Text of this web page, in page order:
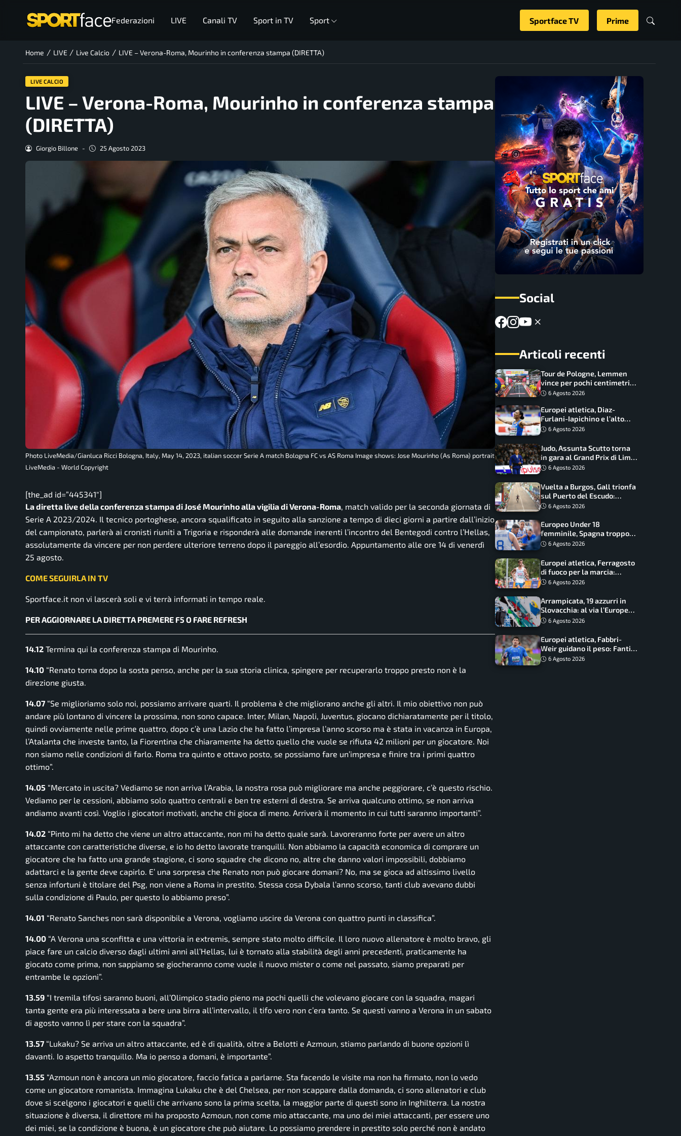
Federazioni LIVE Canali TV Sport in TV Sport Sportface TV Prime
Home / LIVE / Live Calcio / LIVE – Verona-Roma, Mourinho in conferenza stampa (DIRETTA)
LIVE CALCIO
LIVE – Verona-Roma, Mourinho in conferenza stampa
(DIRETTA)
Giorgio Billone - 25 Agosto 2023
Photo LiveMedia/Gianluca Ricci Bologna, Italy, May 14, 2023, italian soccer Serie A match Bologna FC vs AS Roma Image shows: Jose Mourinho (As Roma) portrait
LiveMedia - World Copyright
[the_ad id=”445341″]
La diretta live della conferenza stampa di José Mourinho alla vigilia di Verona-Roma, match valido per la seconda giornata di
Serie A 2023/2024. Il tecnico portoghese, ancora squalificato in seguito alla sanzione a tempo di dieci giorni a partire dall’inizio
del campionato, parlerà ai cronisti riuniti a Trigoria e risponderà alle domande inerenti l’incontro del Bentegodi contro l’Hellas,
assolutamente da vincere per non perdere ulteriore terreno dopo il pareggio all’esordio. Appuntamento alle ore 14 di venerdì
25 agosto.
COME SEGUIRLA IN TV
Sportface.it non vi lascerà soli e vi terrà informati in tempo reale.
PER AGGIORNARE LA DIRETTA PREMERE F5 O FARE REFRESH
14.12 Termina qui la conferenza stampa di Mourinho.
14.10 “Renato torna dopo la sosta penso, anche per la sua storia clinica, spingere per recuperarlo troppo presto non è la
direzione giusta.
14.07 “Se miglioriamo solo noi, possiamo arrivare quarti. Il problema è che migliorano anche gli altri. Il mio obiettivo non può
andare più lontano di vincere la prossima, non sono capace. Inter, Milan, Napoli, Juventus, giocano dichiaratamente per il titolo,
quindi ovviamente nelle prime quattro, dopo c’è una Lazio che ha fatto l’impresa l’anno scorso ma è stata in vacanza in Europa,
l’Atalanta che investe tanto, la Fiorentina che chiaramente ha detto quello che vuole se rifiuta 42 milioni per un giocatore. Noi
non siamo nelle condizioni di farlo. Roma tra quinto e ottavo posto, se possiamo fare un’impresa e finire tra i primi quattro
ottimo”.
14.05 “Mercato in uscita? Vediamo se non arriva l’Arabia, la nostra rosa può migliorare ma anche peggiorare, c’è questo rischio.
Vediamo per le cessioni, abbiamo solo quattro centrali e ben tre esterni di destra. Se arriva qualcuno ottimo, se non arriva
andiamo avanti così. Voglio i giocatori motivati, anche chi gioca di meno. Arriverà il momento in cui tutti saranno importanti”.
14.02 “Pinto mi ha detto che viene un altro attaccante, non mi ha detto quale sarà. Lavoreranno forte per avere un altro
attaccante con caratteristiche diverse, e io ho detto lavorate tranquilli. Non abbiamo la capacità economica di comprare un
giocatore che ha fatto una grande stagione, ci sono squadre che dicono no, altre che danno valori impossibili, dobbiamo
adattarci e la gente deve capirlo. E’ una sorpresa che Renato non può giocare domani? No, ma se gioca ad altissimo livello
senza infortuni è titolare del Psg, non viene a Roma in prestito. Stessa cosa Dybala l’anno scorso, tanti club avevano dubbi
sulla condizione di Paulo, per questo lo abbiamo preso”.
14.01 “Renato Sanches non sarà disponibile a Verona, vogliamo uscire da Verona con quattro punti in classifica”.
14.00 “A Verona una sconfitta e una vittoria in extremis, sempre stato molto difficile. Il loro nuovo allenatore è molto bravo, gli
piace fare un calcio diverso dagli ultimi anni all’Hellas, lui è tornato alla stabilità degli anni precedenti, praticamente ha
giocato come prima, non sappiamo se giocheranno come vuole il nuovo mister o come nel passato, siamo preparati per
entrambe le opzioni”.
13.59 “I tremila tifosi saranno buoni, all’Olimpico stadio pieno ma pochi quelli che volevano giocare con la squadra, magari
tanta gente era più interessata a bere una birra all’intervallo, il tifo vero non c’era tanto. Se questi vanno a Verona in un sabato
di agosto vanno lì per stare con la squadra”.
13.57 “Lukaku? Se arriva un altro attaccante, ed è di qualità, oltre a Belotti e Azmoun, stiamo parlando di buone opzioni lì
davanti. Io aspetto tranquillo. Ma io penso a domani, è importante”.
13.55 “Azmoun non è ancora un mio giocatore, faccio fatica a parlarne. Sta facendo le visite ma non ha firmato, non lo vedo
come un giocatore romanista. Immagina Lukaku che è del Chelsea, per non scappare dalla domanda, ci sono allenatori e club
dove si scelgono i giocatori e quelli che arrivano sono la prima scelta, la maggior parte di questi sono in Inghilterra. La nostra
situazione è diversa, il direttore mi ha proposto Azmoun, non come mio attaccante, ma uno dei miei attaccanti, per essere uno
dei miei, se la condizione è buona, è un giocatore che può aiutare. Lo possiamo prendere in prestito solo perché non è andato
Social
Articoli recenti
Tour de Pologne, Lemmen
vince per pochi centimetri
su Scaroni: maxi-caduta e
6 Agosto 2026
Europei atletica, Diaz-
Furlani-Iapichino e l’alto
azzurro: l’Italia sogna nei
6 Agosto 2026
Judo, Assunta Scutto torna
in gara al Grand Prix di Lima:
17 azzurri convocati
6 Agosto 2026
Vuelta a Burgos, Gall trionfa
sul Puerto del Escudo:
Ciccone secondo e nuova
6 Agosto 2026
Europeo Under 18
femminile, Spagna troppo
forte: Italia battuta 95-41,
6 Agosto 2026
Europei atletica, Ferragosto
di fuoco per la marcia:
Palmisano, Stano e
6 Agosto 2026
Arrampicata, 19 azzurri in
Slovacchia: al via l’Europe
Series Lead, tappa decisiva
6 Agosto 2026
Europei atletica, Fabbri-
Weir guidano il peso: Fantini
difende il titolo nel martello
6 Agosto 2026